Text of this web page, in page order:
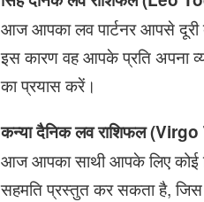
आज आपका लव पार्टनर आपसे दूरी
इस कारण वह आपके प्रति अपना
का प्रयास करें।
कन्या दैनिक लव राशिफल
आज आपका साथी आपके लिए कोई
सहमति प्रस्तुत कर सकता है,